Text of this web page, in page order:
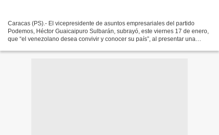
Caracas (PS).- El vicepresidente de asuntos empresariales del partido
Podemos, Héctor Guaicaipuro Sulbarán, subrayó, este viernes 17 de enero,
que “el venezolano desea convivir y conocer su país”, al presentar una